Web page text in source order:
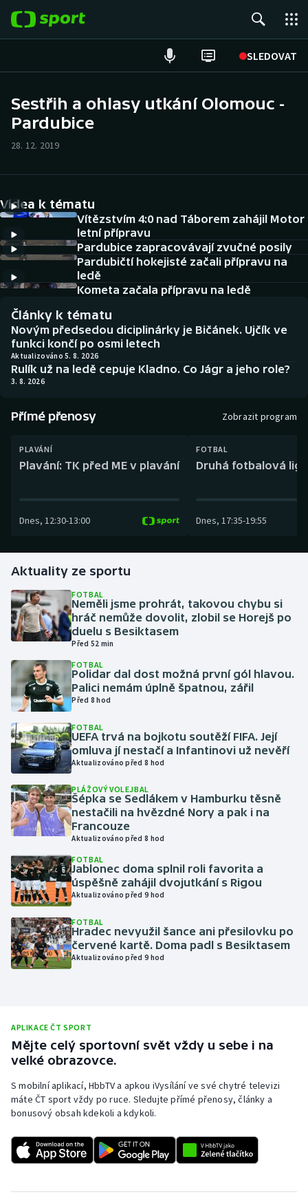
SLEDOVAT
Hokej
Cyklistika
DALŠÍ SPORTY
Americký fotbal
Baseball a softbal
Basketbal
Biatlon
Boby a skeleton
Box
Dostihy
Florbal
Golf
Gymnastika
Házená
Jezdectví
Judo
Lezení
Moderní pětiboj
Olympijské hry
Plážový volejbal
Ragby
Rychlobruslení
Rychlostní kanoistika
NEPŘEHLÉDNĚTE
Soutěže
Historické návraty
Aplikace ČT sport
AZ kvíz
Sestřih a ohlasy utkání Olomouc -
Pardubice
28. 12. 2019
Videa k tématu
Vítězstvím 4:0 nad Táborem zahájil Motor
letní přípravu
Pardubice zapracovávají zvučné posily
Pardubičtí hokejisté začali přípravu na
ledě
Kometa začala přípravu na ledě
Články k tématu
Novým předsedou diciplinárky je Bičánek. Ujčík ve
funkci končí po osmi letech
Aktualizováno 5. 8. 2026
Rulík už na ledě cepuje Kladno. Co Jágr a jeho role?
3. 8. 2026
Přímé přenosy Zobrazit program
PLAVÁNÍ
Plavání: TK před ME v plavání
Dnes, 12:30-13:00
FOTBAL
Druhá fotbalová
Dnes, 17:35-19:55
Aktuality ze sportu
FOTBAL
Neměli jsme prohrát, takovou chybu si
hráč nemůže dovolit, zlobil se Horejš po
duelu s Besiktasem
Před 52 min
FOTBAL
Polidar dal dost možná první gól hlavou.
Palici nemám úplně špatnou, zářil
Před 8 hod
FOTBAL
UEFA trvá na bojkotu soutěží FIFA. Její
omluva jí nestačí a Infantinovi už nevěří
Aktualizováno před 8 hod
PLÁŽOVÝ VOLEJBAL
Šépka se Sedlákem v Hamburku těsně
nestačili na hvězdné Nory a pak i na
Francouze
Aktualizováno před 8 hod
FOTBAL
Jablonec doma splnil roli favorita a
úspěšně zahájil dvojutkání s Rigou
Aktualizováno před 9 hod
FOTBAL
Hradec nevyužil šance ani přesilovku po
červené kartě. Doma padl s Besiktasem
Aktualizováno před 9 hod
APLIKACE ČT SPORT
Mějte celý sportovní svět vždy u sebe i na
velké obrazovce.
S mobilní aplikací, HbbTV a apkou iVysílání ve své chytré televizi
máte ČT sport vždy po ruce. Sledujte přímé přenosy, články a
bonusový obsah kdekoli a kdykoli.